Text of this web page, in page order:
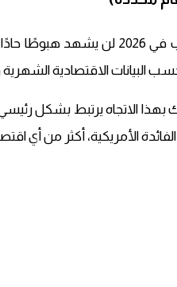
يرجّح كثير من الخبراء أن
البيانات الاقتصادية
الاتجاه يرتبط بشكل رئيسي
الأمريكية، أكثر من أي